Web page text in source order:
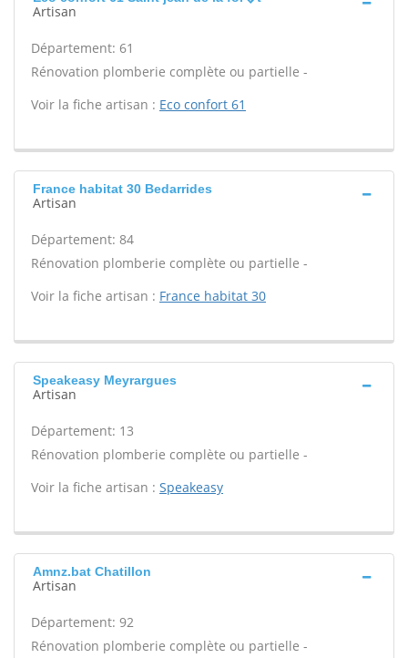
Artisan
Département: 61
Rénovation plomberie complète ou partielle -
Voir la fiche artisan : Eco confort 61
France habitat 30 Bedarrides
Artisan
Département: 84
Rénovation plomberie complète ou partielle -
Voir la fiche artisan : France habitat 30
Speakeasy Meyrargues
Artisan
Département: 13
Rénovation plomberie complète ou partielle -
Voir la fiche artisan : Speakeasy
Amnz.bat Chatillon
Artisan
Département: 92
Rénovation plomberie complète ou partielle -